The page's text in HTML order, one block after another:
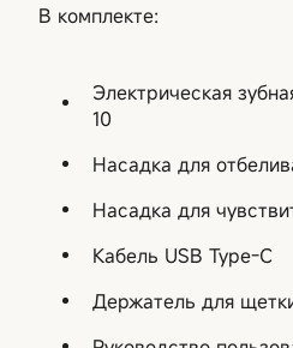
В комплекте:
Электрическая
10
Насадка для
Насадка для
Кабель USB Type-C
Держатель для